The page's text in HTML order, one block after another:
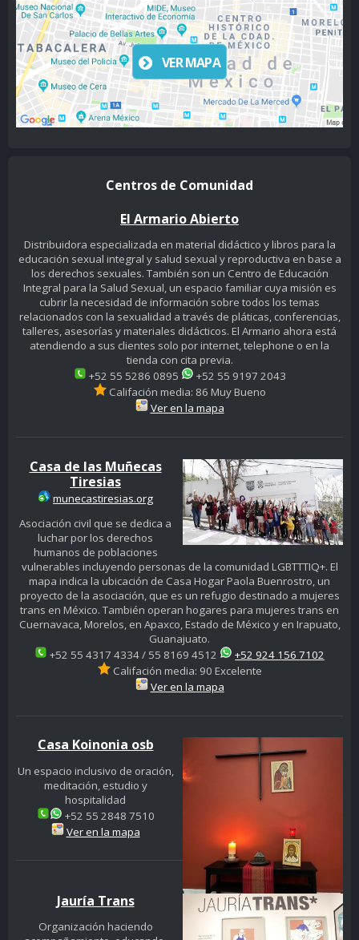
VER MAPA
Centros de Comunidad
El Armario Abierto
Distribuidora especializada en material didáctico y libros para la
educación sexual integral y salud sexual y reproductiva en base a
los derechos sexuales. También son un Centro de Educación
Integral para la Salud Sexual, un espacio familiar cuya misión es
cubrir la necesidad de información sobre todos los temas
relacionados con la sexualidad a través de pláticas, conferencias,
talleres, asesorías y materiales didácticos. El Armario ahora está
atendiendo a sus clientes solo por internet, telephone o en la
tienda con cita previa.
+52 55 5286 0895
+52 55 9197 2043
Califación media: 86 Muy Bueno
Ver en la mapa
Casa de las Muñecas
Tiresias
munecastiresias.org
Asociación civil que se dedica a
luchar por los derechos
humanos de poblaciones
vulnerables incluyendo personas de la comunidad LGBTTTIQ+. El
mapa indica la ubicación de Casa Hogar Paola Buenrostro, un
proyecto de la asociación, que es un refugio destinado a mujeres
trans en México. También operan hogares para mujeres trans en
Cuernavaca, Morelos, en Apaxco, Estado de México y en Irapuato,
Guanajuato.
+52 55 4317 4334 / 55 8169 4512
+52 924 156 7102
Califación media: 90 Excelente
Ver en la mapa
Casa Koinonia osb
Un espacio inclusivo de oración,
meditación, estudio y
hospitalidad
+52 55 2848 7510
Ver en la mapa
Jauría Trans
Organización haciendo